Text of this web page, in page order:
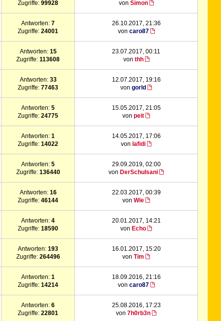
Zugriffe:99928
von Simon
Antworten:7
Zugriffe:24001
26.10.2017, 21:36
von caro87
Antworten: 15
Zugriffe:113608
23.07.2017, 00:11
von thh
Antworten: 33
Zugriffe:77463
12.07.2017, 19:16
vongorld
Antworten:5
Zugriffe:24775
15.05.2017, 21:05
vonpeit
Antworten:1
Zugriffe:14022
14.05.2017, 17:06
von lafidi
Antworten:5
Zugriffe: 136440
29.09.2019, 02:00
von DerSchulsani
Antworten: 16
Zugriffe:46144
22.03.2017, 00:39
vonWie
Antworten:4
Zugriffe:18590
20.01.2017, 14:21
von Echo
Antworten:193
Zugriffe: 264496
16.01.2017, 15:20
vonTim
Antworten:1
Zugriffe:14214
18.09.2016, 21:16
von caro87
Antworten:6
Zugriffe:22801
25.08.2016, 17:23
von7h0rb3n